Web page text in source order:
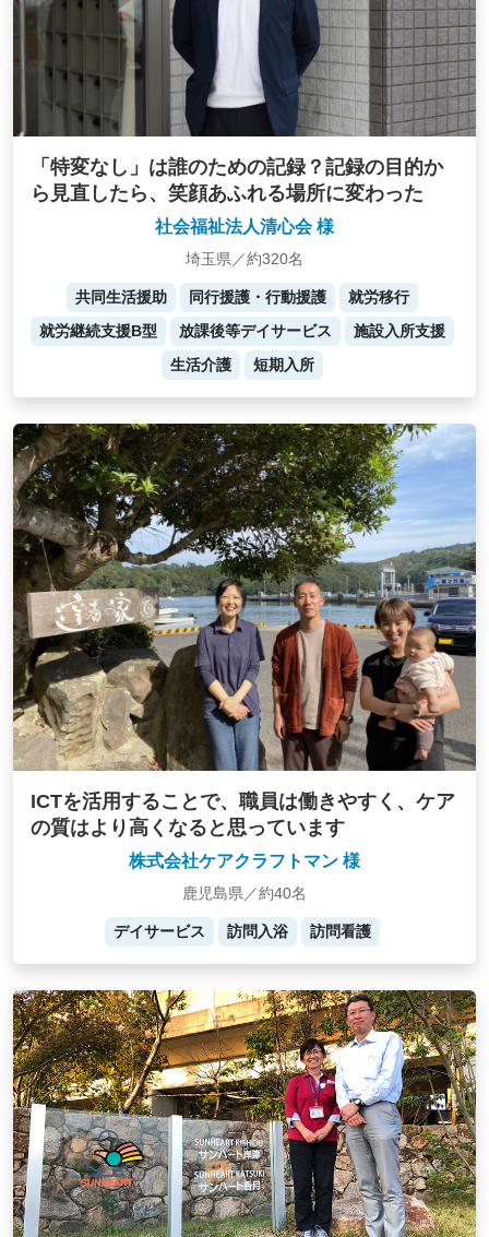
「特変なし」は誰のための記録？記録の目的か
ら見直したら、笑顔あふれる場所に変わった
社会福祉法人清心会 様
埼玉県／約320名
共同生活援助 同行援護・行動援護
就労移行
就労継続支援B型
放課後等デイサービス
施設入所支援
生活介護
短期入所
ICTを活用することで、職員は働きやすく、ケア
の質はより高くなると思っています
株式会社ケアクラフトマン 様
鹿児島県／約40名
デイサービス 訪問入浴 訪問看護